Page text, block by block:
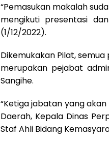
“Pemasukan makalah
mengikuti presentasi
(1/12/2022).
Dikemukakan Pilat,
merupakan pejabat
Sangihe.
“Ketiga jabatan yang
Daerah, Kepala Dinas
Staf Ahli Bidang